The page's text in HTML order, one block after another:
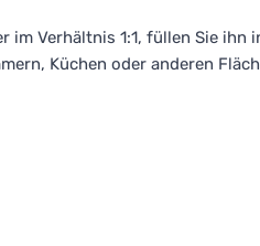
im Verhältnis 1:1, füllen Sie ihn
Küchen oder anderen